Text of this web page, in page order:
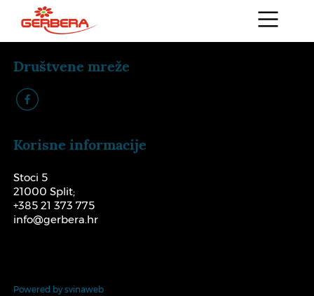
Društvene mreže
k
Korisne informacije
Stoci 5
21000 Split;
+385 21 373 775
info@gerbera.hr
Powered by svinaweb